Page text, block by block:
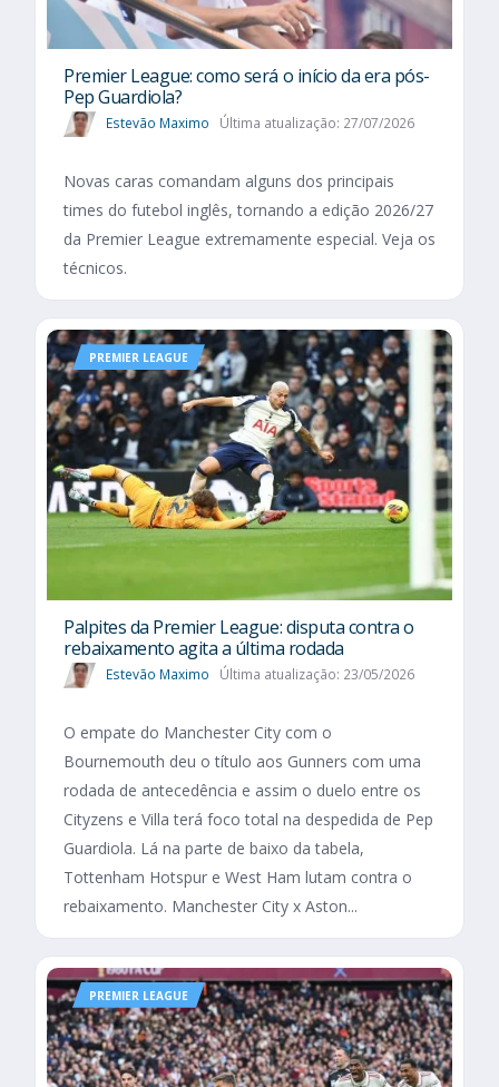
Premier League: como será o início da era pós-
Pep Guardiola?
Estevão Maximo Última atualização: 27/07/2026
Novas caras comandam alguns dos principais
times do futebol inglês, tornando a edição 2026/27
da Premier League extremamente especial. Veja os
técnicos.
PREMIER LEAGUE
Palpites da Premier League: disputa contra o
rebaixamento agita a última rodada
Estevão Maximo Última atualização: 23/05/2026
O empate do Manchester City com o
Bournemouth deu o título aos Gunners com uma
rodada de antecedência e assim o duelo entre os
Cityzens e Villa terá foco total na despedida de Pep
Guardiola. Lá na parte de baixo da tabela,
Tottenham Hotspur e West Ham lutam contra o
rebaixamento. Manchester City x Aston...
PREMIER LEAGUE